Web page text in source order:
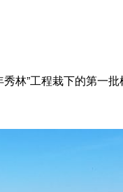
林”工程栽下的第一